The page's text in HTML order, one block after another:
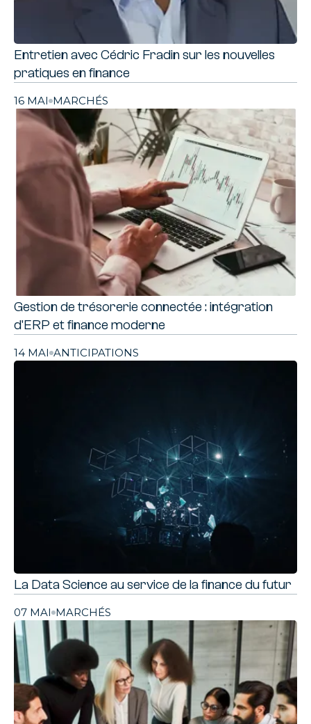
Entretien avec Cédric Fradin sur les nouvelles
pratiques en finance
16 MAI MARCHÉS
Gestion de trésorerie connectée : intégration
d'ERP et finance moderne
14 MAI ANTICIPATIONS
La Data Science au service de la finance du futur
07 MAI MARCHÉS